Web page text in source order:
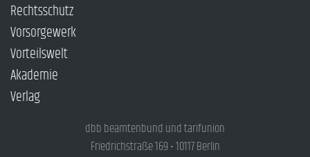
Rechtsschutz
Vorsorgewerk
Vorteilswelt
Akademie
Verlag
dbb beamtenbund und tarifunion
Friedrichstraße 169 • 10117 Berlin